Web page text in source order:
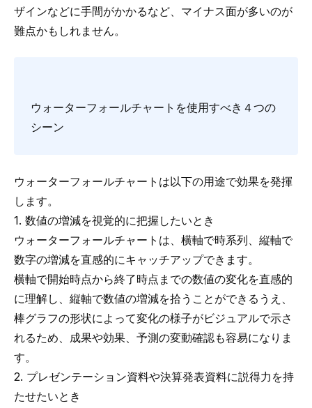
ザインなどに手間がかかるなど、マイナス面が多いのが
難点かもしれません。
ウォーターフォールチャートを使用すべき４つの
シーン
ウォーターフォールチャートは以下の用途で効果を発揮
します。
1. 数値の増減を視覚的に把握したいとき
ウォーターフォールチャートは、横軸で時系列、縦軸で
数字の増減を直感的にキャッチアップできます。
横軸で開始時点から終了時点までの数値の変化を直感的
に理解し、縦軸で数値の増減を拾うことができるうえ、
棒グラフの形状によって変化の様子がビジュアルで示さ
れるため、成果や効果、予測の変動確認も容易になりま
す。
2. プレゼンテーション資料や決算発表資料に説得力を持
たせたいとき